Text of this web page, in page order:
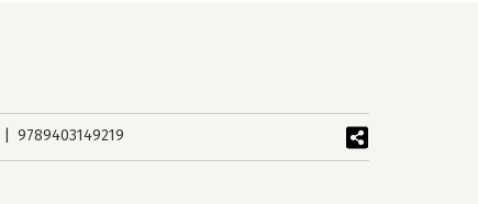
9789403149219